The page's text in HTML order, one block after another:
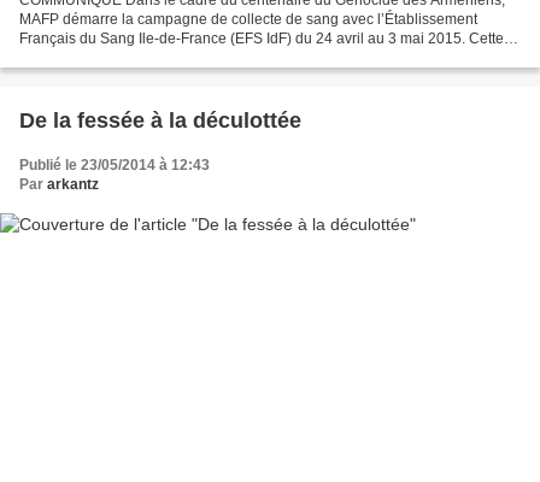
MAFP démarre la campagne de collecte de sang avec l’Établissement
Français du Sang Ile-de-France (EFS IdF) du 24 avril au 3 mai 2015. Cette
De la fessée à la déculottée
Publié le 23/05/2014 à 12:43
Par arkantz